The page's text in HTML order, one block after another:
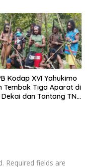
Kodap XVI Yahukimo
Tembak Tiga Aparat di
dan Tantang TNI-
Required fields are